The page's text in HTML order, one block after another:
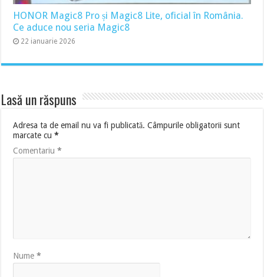
HONOR Magic8 Pro și Magic8 Lite, oficial în România.
Ce aduce nou seria Magic8
22 ianuarie 2026
Lasă un răspuns
Adresa ta de email nu va fi publicată. Câmpurile obligatorii sunt
marcate cu*
Comentariu*
Nume*